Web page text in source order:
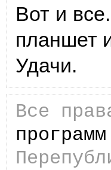
Вот и
планшет
Удачи.
Все
программ